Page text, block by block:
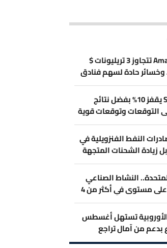
قيمة Amazon تتجاوز 3 تريليونات $
وخسائر حادة لسهم فنادق
سهم Snap يقفز 10% بفضل نتائج
التوقعات وتوقعات قوية
النفط الفنزويلية في
زيادة الشحنات المتجهة
النشاط الصناعي
يقفز إلى أعلى مستوى في أكثر من 4
تستهل أغسطس
بدعم من آمال تراجع
أميركا وإيران